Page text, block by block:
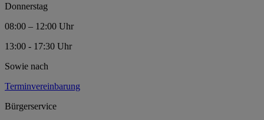
Donnerstag
08:00 – 12:00 Uhr
13:00 - 17:30 Uhr
Sowie nach
Terminvereinbarung
Bürgerservice